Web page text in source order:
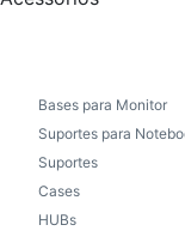
Bases para Monitor
Suportes para
Suportes
Cases
HUBs